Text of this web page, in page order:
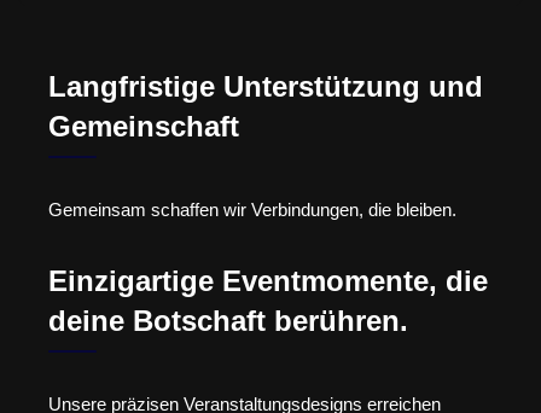
Langfristige Unterstützung und
Gemeinschaft
Gemeinsam schaffen wir Verbindungen, die bleiben.
Einzigartige Eventmomente, die
deine Botschaft berühren.
Unsere präzisen Veranstaltungsdesigns erreichen